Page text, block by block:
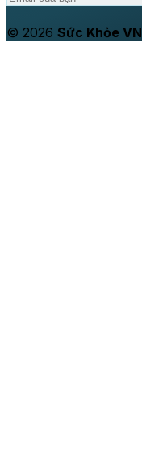
© 2026 Sức Khỏe VN